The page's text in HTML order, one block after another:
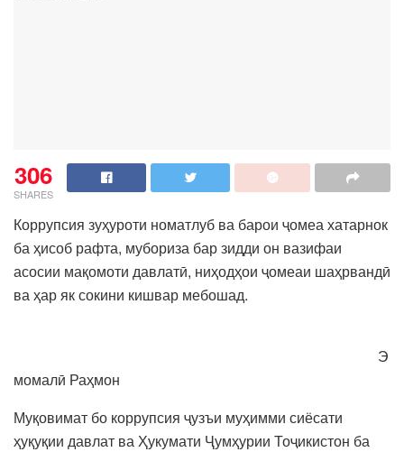
306
SHARES
Коррупсия зуҳуроти номатлуб ва барои ҷомеа хатарнок
ба ҳисоб рафта, мубориза бар зидди он вазифаи
асосии мақомоти давлатӣ, ниҳодҳои ҷомеаи шаҳрвандӣ
ва ҳар як сокини кишвар мебошад.
Э
момалӣ Раҳмон
Муқовимат бо коррупсия ҷузъи муҳимми сиёсати
ҳуқуқии давлат ва Ҳукумати Ҷумҳурии Тоҷикистон ба